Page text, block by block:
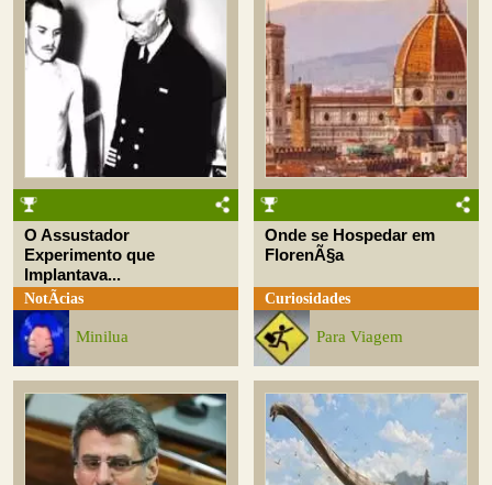
O Assustador
Experimento que
Implantava...
NotÃ­cias
Minilua
Onde se Hospedar em
FlorenÃ§a
Curiosidades
Para Viagem